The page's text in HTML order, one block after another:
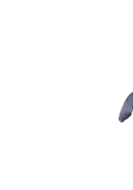
KRÁLÍCI/HLODAVCI/